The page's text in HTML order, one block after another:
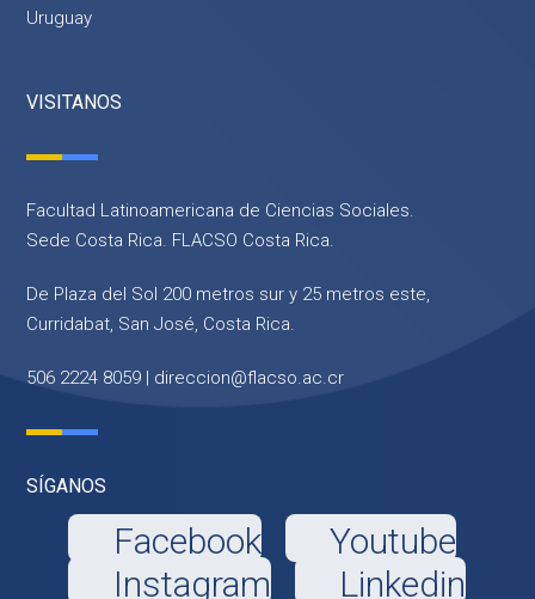
Uruguay
VISITANOS
Facultad Latinoamericana de Ciencias Sociales.
Sede Costa Rica. FLACSO Costa Rica.
De Plaza del Sol 200 metros sur y 25 metros este,
Curridabat, San José, Costa Rica.
506 2224 8059 | direccion@flacso.ac.cr
SÍGANOS
Facebook
Youtube
Instagram
Linkedin